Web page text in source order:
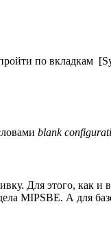
по
blank
Для этого, как
MIPSBE. А для